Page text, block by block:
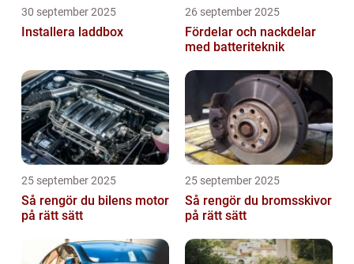
30 september 2025
Installera laddbox
26 september 2025
Fördelar och nackdelar
med batteriteknik
25 september 2025
Så rengör du bilens motor
på rätt sätt
25 september 2025
Så rengör du bromsskivor
på rätt sätt